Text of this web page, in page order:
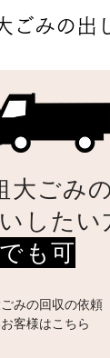
ごみの出
大ごみ
したい
も可
みの回収の依頼
客様はこちら